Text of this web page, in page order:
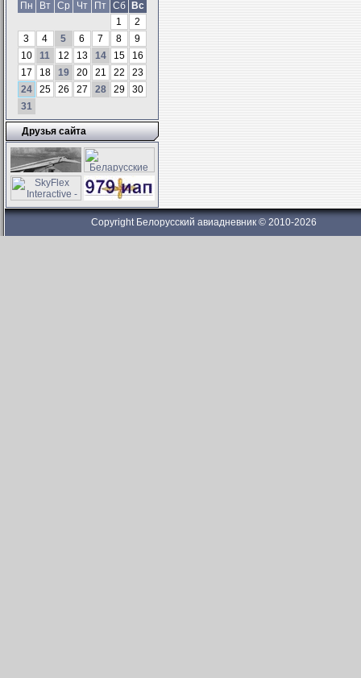
Пн
Вт Ср Чт Пт Сб
Вс
1
2
3
4 5 6 7 8
9
10
11 12 13 14 15
16
17
18 19 20 21 22
23
24
25 26 27 28 29
30
31
Друзья сайта
Copyright Белорусский авиадневник © 2010-2026